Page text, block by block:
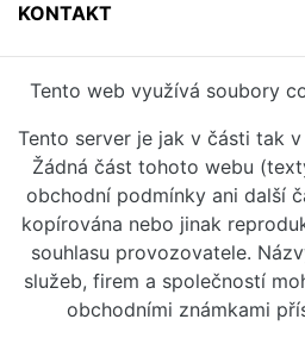
KONTAKT
Tento web využívá soubory
Tento server je jak v části tak
Žádná část tohoto webu
obchodní podmínky ani další
kopírována nebo jinak
souhlasu provozovatele.
služeb, firem a společností
obchodními známkami